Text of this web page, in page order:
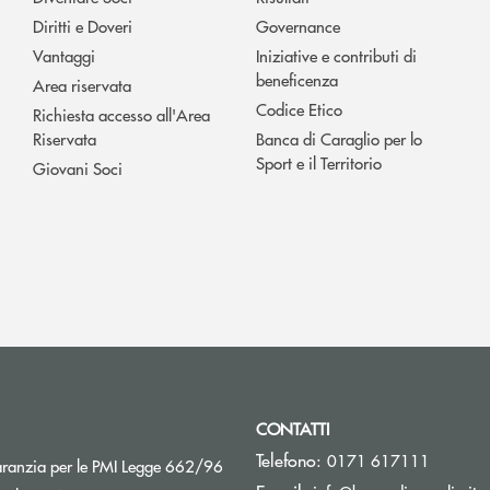
Diritti e Doveri
Vantaggi
Area riservata
Richiesta accesso all'Area
Riservata
Giovani Soci
Governance
Iniziative e contributi di
beneficenza
Codice Etico
Banca di Caraglio per lo
Sport e il Territorio
per le PMI Legge 662/96 Apre una nuova finestra
CONTATTI
Telefono: 0171 617111